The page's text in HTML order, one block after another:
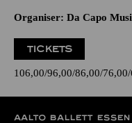
Organiser: Da Capo
TICKETS
106,00 96,00 86,00 76,00
AALTO BALLETT ESSEN